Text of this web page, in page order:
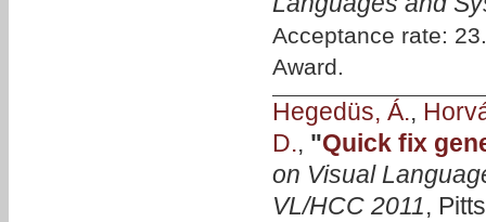
Acceptance rate:
Award.
Hegedüs, Á.,
D., "Quick fix
on Visual
VL/HCC 2011,